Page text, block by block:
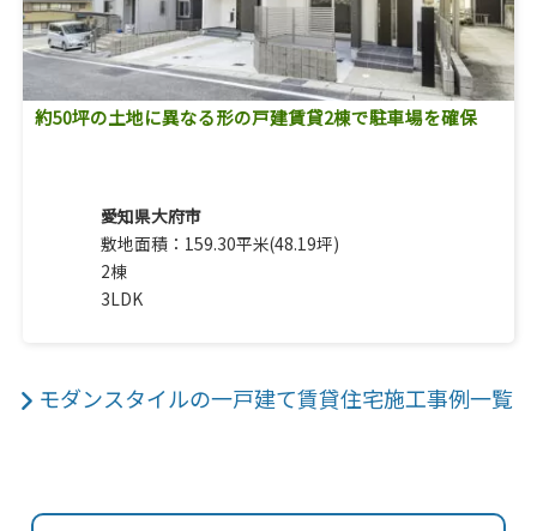
約50坪の土地に異なる形の戸建賃貸2棟で駐車場を確保
愛知県大府市
敷地面積：159.30平米(48.19坪)
2棟
3LDK
モダンスタイルの一戸建て賃貸住宅施工事例一覧